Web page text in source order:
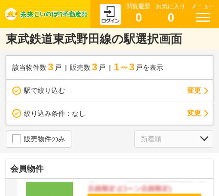
閲覧履歴
0
お気に入り
0
メニュー
東武鉄道東武野田線の駅選択画面
該当物件数 3 戸 販売数 3 戸 1～3 戸を表示
駅で絞り込む 変更
絞り込み条件： なし 変更
販売物件のみ
会員物件